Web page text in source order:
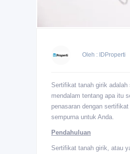
Oleh : IDProperti
Sertifikat tanah girik
mendalam tentang apa itu
penasaran dengan
sempurna untuk Anda.
Pendahuluan
Sertifikat tanah girik, atau